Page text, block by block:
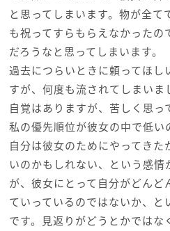
と思ってしまいます。物が全て
も祝ってすらもらえなかったの
だろうなと思ってしまいます。
過去につらいときに頼ってほし
すが、何度も流されてしまい
自覚はありますが、苦しく思っ
私の優先順位が彼女の中で低い
自分は彼女のためにやってき
いのかもしれない、という感
が、彼女にとって自分がどんど
ていっているのではないか、と
です。見返りがどうとかではな